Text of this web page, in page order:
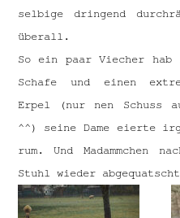
selbige dringend
überall.
So ein paar Viecher
Schafe und einen
Erpel (nur nen Schuss
^^) seine Dame eierte
rum. Und Madammchen
Stuhl wieder